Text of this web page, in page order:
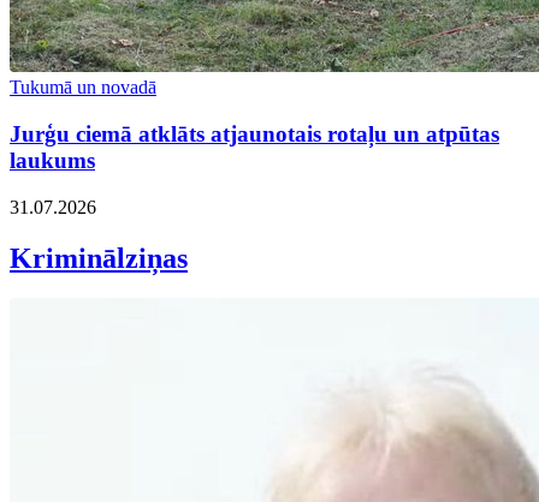
Tukumā un novadā
Jurģu ciemā atklāts atjaunotais rotaļu un atpūtas
laukums
31.07.2026
Kriminālziņas